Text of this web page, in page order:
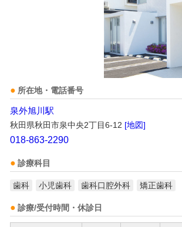
所在地・電話番号
泉外旭川駅
秋田県秋田市泉中央2丁目6-12 [地図]
018-863-2290
診療科目
歯科 小児歯科 歯科口腔外科 矯正歯科
診療/受付時間・休診日